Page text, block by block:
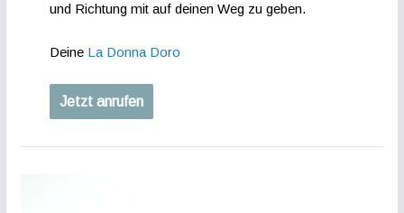
und Richtung mit auf deinen Weg zu geben.
Deine La Donna Doro
Jetzt anrufen